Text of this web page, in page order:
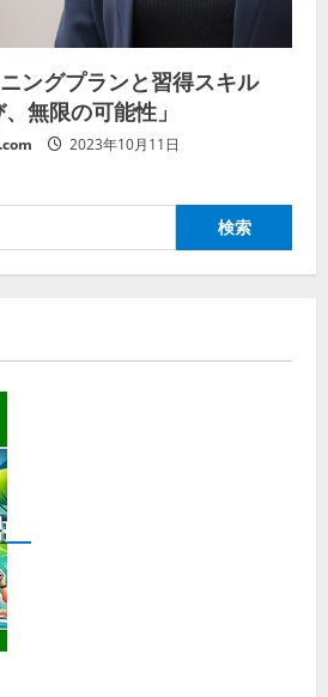
ングプランと習得スキル
無限の可能性」
2023年10月11日